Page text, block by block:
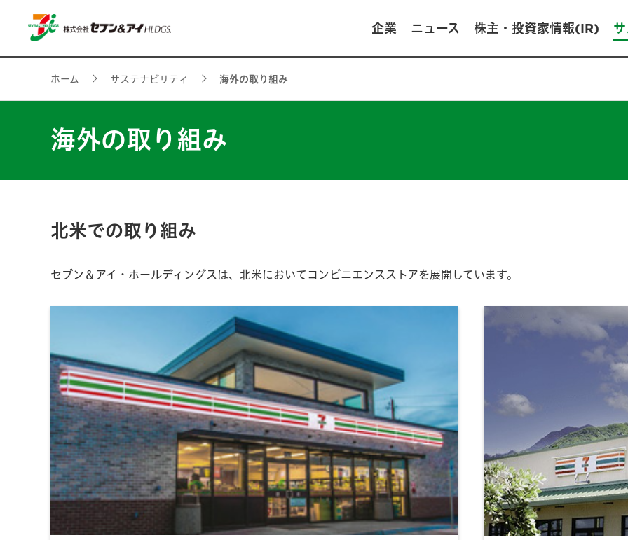
企業 ニュース 株主・投資家情報(IR)
ホーム サステナビリティ 海外の取り組み
海外の取り組み
北米での取り組み
セブン＆アイ・ホールディングスは、北米においてコンビニエンスストアを展開しています。